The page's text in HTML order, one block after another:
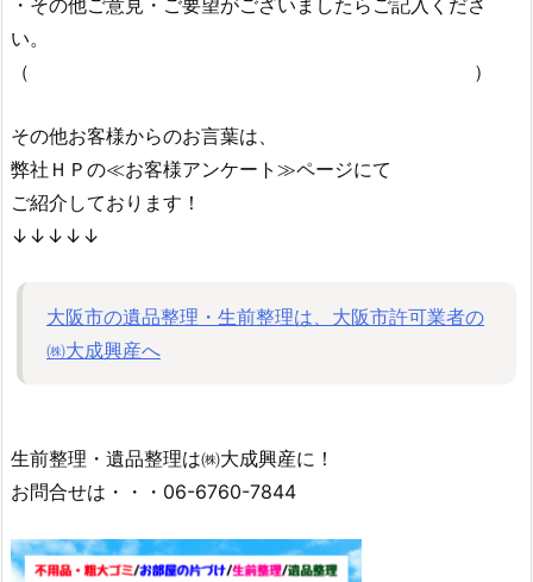
・その他ご意見・ご要望がございましたらご記入くださ
い。
（ ）
その他お客様からのお言葉は、
弊社ＨＰの≪お客様アンケート≫ページにて
ご紹介しております！
↓↓↓↓↓
大阪市の遺品整理・生前整理は、大阪市許可業者の
㈱大成興産へ
生前整理・遺品整理は㈱大成興産に！
お問合せは・・・06-6760-7844